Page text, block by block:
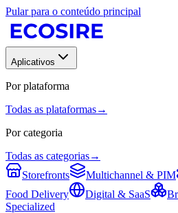
Pular para o conteúdo principal
Aplicativos
Por plataforma
Todas as plataformas→
Por categoria
Todas as categorias→
Storefronts
Multichannel & PIM
Food Delivery
Digital & SaaS
Specialized